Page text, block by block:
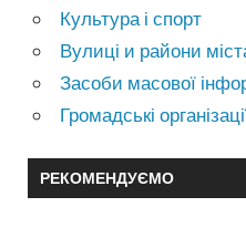
Культура і спорт
Вулиці и райони
Засоби масової
Громадські
РЕКОМЕНДУЄМО